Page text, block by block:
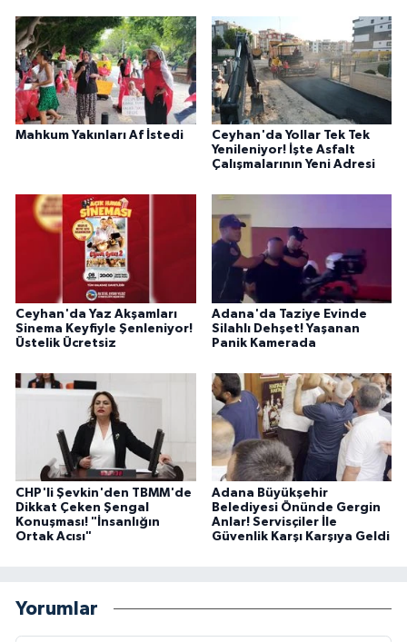
Mahkum Yakınları Af İstedi
Ceyhan'da Yollar Tek Tek
Yenileniyor! İşte Asfalt
Çalışmalarının Yeni Adresi
Ceyhan'da Yaz Akşamları
Sinema Keyfiyle Şenleniyor!
Üstelik Ücretsiz
Adana'da Taziye Evinde
Silahlı Dehşet! Yaşanan
Panik Kamerada
CHP'li Şevkin'den TBMM'de
Dikkat Çeken Şengal
Konuşması! "İnsanlığın
Ortak Acısı"
Adana Büyükşehir
Belediyesi Önünde Gergin
Anlar! Servisçiler İle
Güvenlik Karşı Karşıya Geldi
Yorumlar